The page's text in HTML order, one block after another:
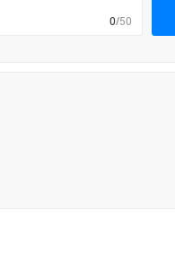
0/50